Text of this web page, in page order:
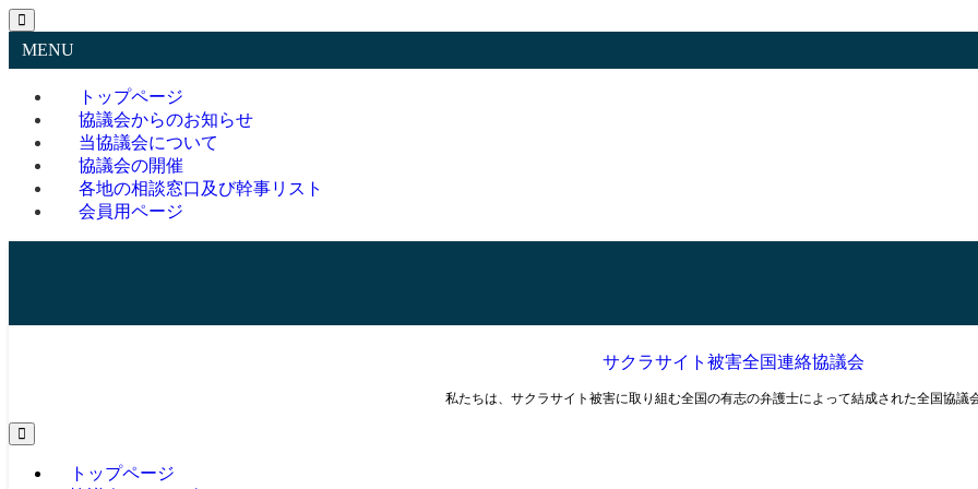
MENU
トップページ
協議会からのお知らせ
当協議会について
協議会の開催
各地の相談窓口及び幹事リスト
会員用ページ
サクラサイト被害全国連絡協議会
私たちは、サクラサイト被害に取り組む全国の有志の弁護士によって結成された全国協議
トップページ